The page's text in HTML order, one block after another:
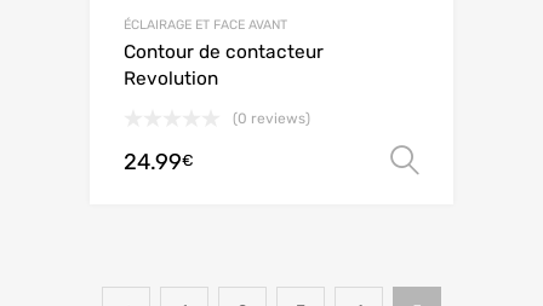
ÉCLAIRAGE ET FACE AVANT
Contour de contacteur
Revolution
(0 reviews)
24.99€